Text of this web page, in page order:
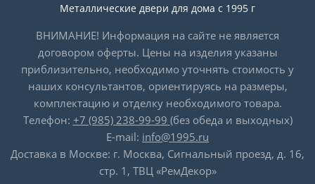
Металлические двери для дома с 1995 г
ВНИМАНИЕ! Информация на сайте не является
договором оферты. Цены на изделия указаны
приблизительно, необходимо уточнять стоимость у
наших консультантов, ориентируясь на размеры,
комплектацию и отделку необходимого товара.
Телефон: +7 (985) 238-99-99 (без обеда и выходных)
E-mail: info@1995.ru
Доставка в Москве: г. Москва, Сигнальный проезд, д. 16,
стр. 1, ТВЦ «РемДекор»